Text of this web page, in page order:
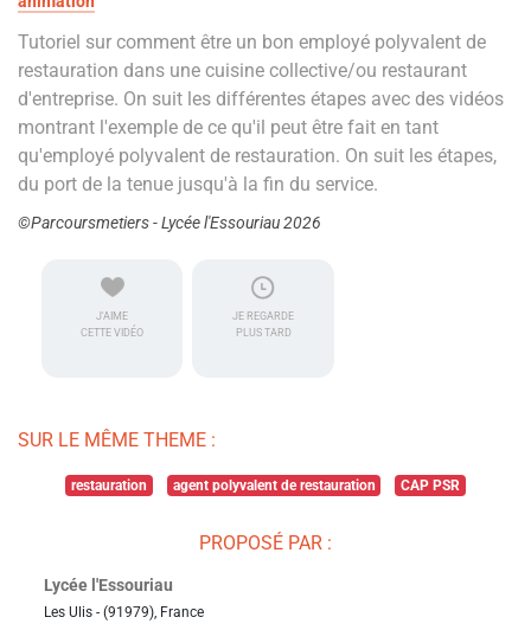
Tutoriel sur comment être un bon employé polyvalent de
restauration dans une cuisine collective/ou restaurant
d'entreprise. On suit les différentes étapes avec des vidéos
montrant l'exemple de ce qu'il peut être fait en tant
qu'employé polyvalent de restauration. On suit les étapes,
du port de la tenue jusqu'à la fin du service.
©Parcoursmetiers - Lycée l'Essouriau 2026
J'AIME
CETTE VIDÉO
JE REGARDE
PLUS TARD
SUR LE MÊME THEME :
restauration agent polyvalent de restauration CAP PSR
PROPOSÉ PAR :
Lycée l'Essouriau
Les Ulis - (91979), France